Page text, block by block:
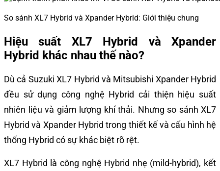
So sánh XL7 Hybrid và Xpander Hybrid: Giới thiệu chung
Hiệu suất XL7 Hybrid và Xpander
Hybrid khác nhau thế nào?
Dù cả Suzuki XL7 Hybrid và Mitsubishi Xpander Hybrid
đều sử dụng công nghệ Hybrid cải thiện hiệu suất
nhiên liệu và giảm lượng khí thải. Nhưng so sánh XL7
Hybrid và Xpander Hybrid trong thiết kế và cấu hình hệ
thống Hybrid có sự khác biệt rõ rệt.
XL7 Hybrid là công nghệ Hybrid nhẹ (mild-hybrid), kết